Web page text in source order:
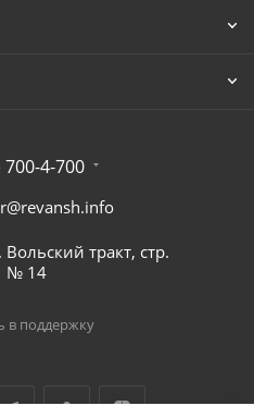
700-4-700
Вольский тракт, стр.
№ 14
в поддержку